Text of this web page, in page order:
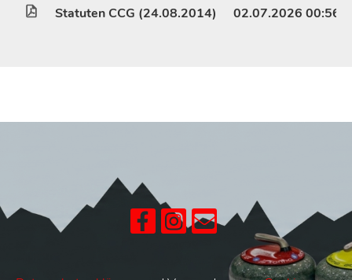
Statuten CCG (24.08.2014)
02.07.2026 00:56